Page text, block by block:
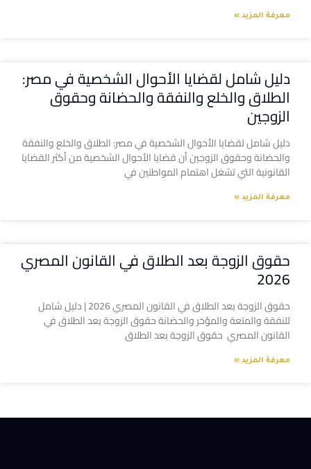
معرفة المزيد »
دليل شامل لقضايا الأحوال الشخصية في مصر:
الطلاق والخلع والنفقة والحضانة وحقوق
الزوجين
دليل شامل لقضايا الأحوال الشخصية في مصر: الطلاق والخلع والنفقة
والحضانة وحقوق الزوجين أن قضايا الأحوال الشخصية من أكثر القضايا
القانونية التي تشغل اهتمام المواطنين في
معرفة المزيد »
حقوق الزوجة بعد الطلاق في القانون المصري
2026
حقوق الزوجة بعد الطلاق في القانون المصري 2026 | دليل شامل
للنفقة والمتعة والمؤخر والحضانة حقوق الزوجة بعد الطلاق في
القانون المصري حقوق الزوجة بعد الطلاق
معرفة المزيد »